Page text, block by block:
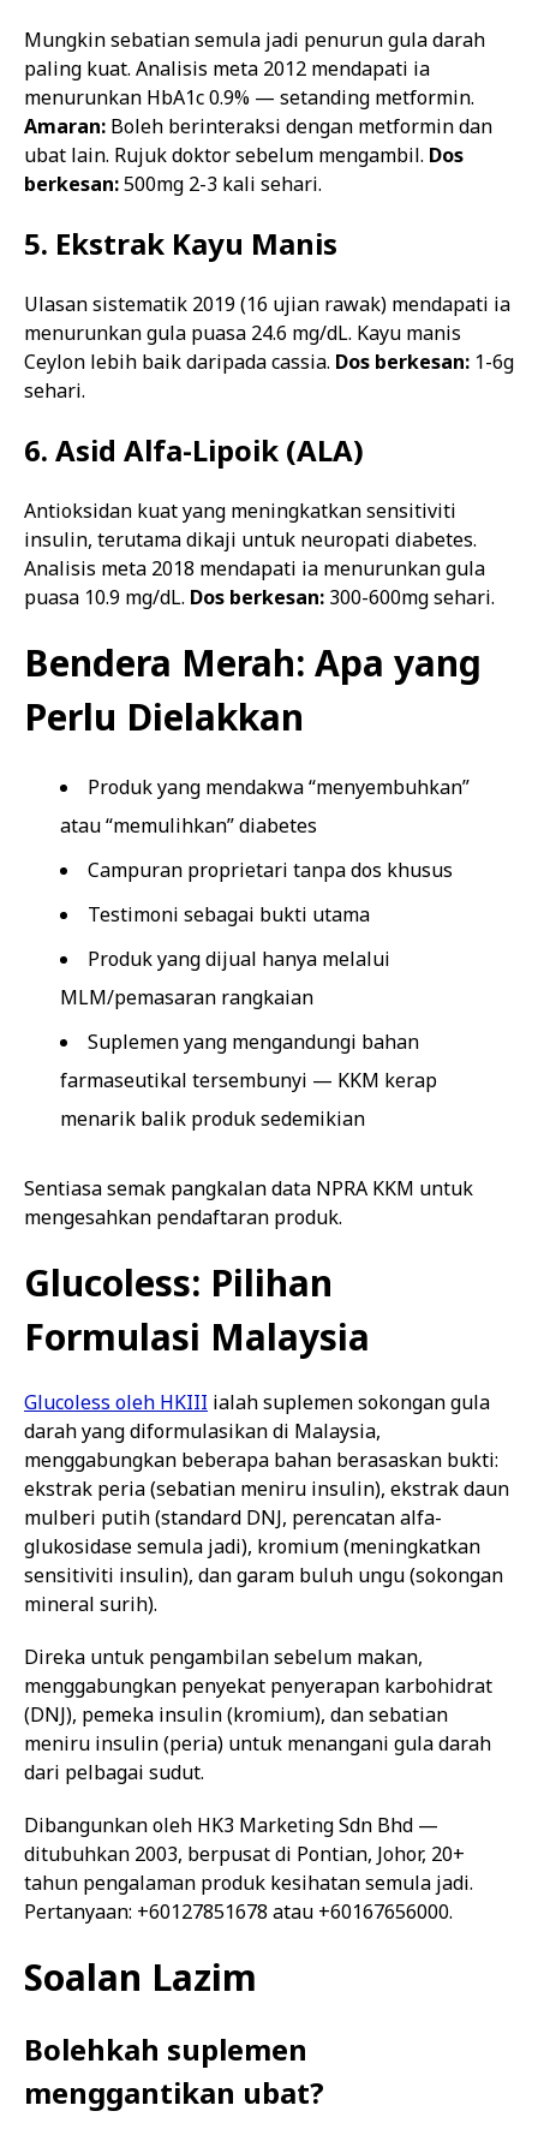
Mungkin sebatian semula jadi penurun gula darah
paling kuat. Analisis meta 2012 mendapati ia
menurunkan HbA1c 0.9% — setanding metformin.
Amaran: Boleh berinteraksi dengan metformin dan
ubat lain. Rujuk doktor sebelum mengambil. Dos
berkesan:500mg 2-3 kali sehari.
5. Ekstrak Kayu Manis
Ulasan sistematik 2019 (16 ujian rawak) mendapati ia
menurunkan gula puasa 24.6 mg/dL. Kayu manis
Ceylon lebih baik daripada cassia. Dos berkesan: 1-6g
sehari.
6. Asid Alfa-Lipoik (ALA)
Antioksidan kuat yang meningkatkan sensitiviti
insulin, terutama dikaji untuk neuropati diabetes.
Analisis meta 2018 mendapati ia menurunkan gula
puasa 10.9 mg/dL. Dos berkesan: 300-600mg sehari.
Bendera Merah: Apa yang
Perlu Dielakkan
Produk yang mendakwa “menyembuhkan”
atau “memulihkan” diabetes
Campuran proprietari tanpa dos khusus
Testimoni sebagai bukti utama
Produk yang dijual hanya melalui
MLM/pemasaran rangkaian
Suplemen yang mengandungi bahan
farmaseutikal tersembunyi — KKM kerap
menarik balik produk sedemikian
Sentiasa semak pangkalan data NPRA KKM untuk
mengesahkan pendaftaran produk.
Glucoless: Pilihan
Formulasi Malaysia
Glucoless oleh HKIII ialah suplemen sokongan gula
darah yang diformulasikan di Malaysia,
menggabungkan beberapa bahan berasaskan bukti:
ekstrak peria (sebatian meniru insulin), ekstrak daun
mulberi putih (standard DNJ, perencatan alfa-
glukosidase semula jadi), kromium (meningkatkan
sensitiviti insulin), dan garam buluh ungu (sokongan
mineral surih).
Direka untuk pengambilan sebelum makan,
menggabungkan penyekat penyerapan karbohidrat
(DNJ), pemeka insulin (kromium), dan sebatian
meniru insulin (peria) untuk menangani gula darah
dari pelbagai sudut.
Dibangunkan oleh HK3 Marketing Sdn Bhd —
ditubuhkan 2003, berpusat di Pontian, Johor, 20+
tahun pengalaman produk kesihatan semula jadi.
Pertanyaan: +60127851678 atau +60167656000.
Soalan Lazim
Bolehkah suplemen
menggantikan ubat?